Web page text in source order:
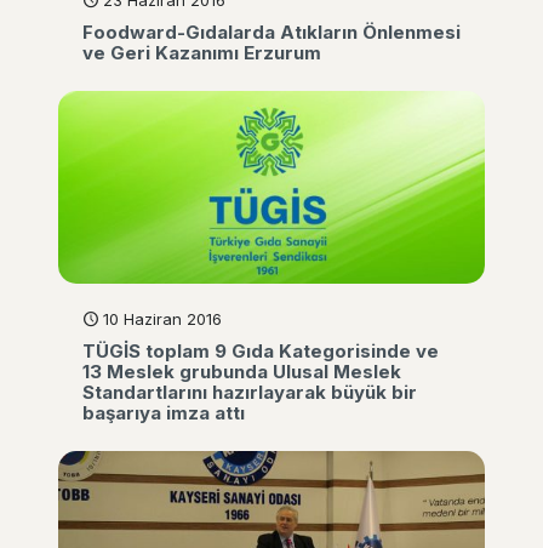
Foodward-Gıdalarda Atıkların Önlenmesi
ve Geri Kazanımı Erzurum
10 Haziran 2016
TÜGİS toplam 9 Gıda Kategorisinde ve
13 Meslek grubunda Ulusal Meslek
Standartlarını hazırlayarak büyük bir
başarıya imza attı